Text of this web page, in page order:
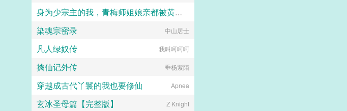
身为少宗主的我，青梅师姐娘亲都被黄毛牛走了
江南大刀2012
染魂宗密录 中山居士
凡人绿奴传 我叫呵呵呵
擒仙记外传 垂杨紫陌
穿越成古代丫鬟的我也要修仙 Apnea
玄冰圣母篇【完整版】 Z Knight